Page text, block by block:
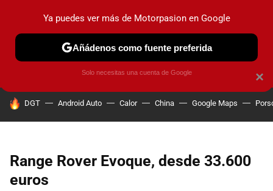
PRUEBAS COCHES ELÉCTRICOS OBSERVATORIO
HOY SE HABLA DE
DGT Android Auto Calor China Google Maps
Range Rover Evoque, desde 33.600
euros
×
Ya puedes ver más de Motorpasion en Google
Añádenos como fuente preferida
Solo necesitas una cuenta de Google